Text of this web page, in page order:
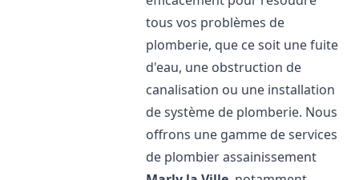
tous vos problèmes de
plomberie, que ce soit une fuite
d'eau, une obstruction de
canalisation ou une installation
de système de plomberie. Nous
offrons une gamme de services
de plombier assainissement